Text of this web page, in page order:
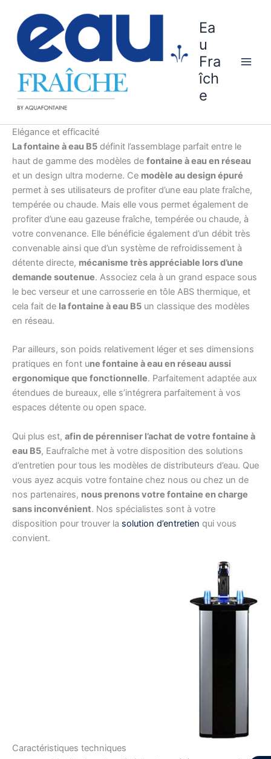
contenu
Ea
u
Fra
îch
e
Elégance et efficacité
La fontaine à eau B5 définit l’assemblage parfait entre le
haut de gamme des modèles de fontaine à eau en réseau
et un design ultra moderne. Ce modèle au design épuré
permet à ses utilisateurs de profiter d’une eau plate fraîche,
tempérée ou chaude. Mais elle vous permet également de
profiter d’une eau gazeuse fraîche, tempérée ou chaude, à
votre convenance. Elle bénéficie également d’un débit très
convenable ainsi que d’un système de refroidissement à
détente directe, mécanisme très appréciable lors d’une
demande soutenue. Associez cela à un grand espace sous
le bec verseur et une carrosserie en tôle ABS thermique, et
cela fait de la fontaine à eau B5 un classique des modèles
en réseau.
Par ailleurs, son poids relativement léger et ses dimensions
pratiques en font une fontaine à eau en réseau aussi
ergonomique que fonctionnelle. Parfaitement adaptée aux
étendues de bureaux, elle s’intégrera parfaitement à vos
espaces détente ou open space.
Qui plus est, afin de pérenniser l’achat de votre fontaine à
eau B5, Eaufraîche met à votre disposition des solutions
d’entretien pour tous les modèles de distributeurs d’eau. Que
vous ayez acquis votre fontaine chez nous ou chez un de
nos partenaires, nous prenons votre fontaine en charge
sans inconvénient. Nos spécialistes sont à votre
disposition pour trouver la solution d’entretien qui vous
convient.
Caractéristiques techniques